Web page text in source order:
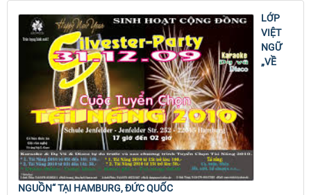
LỚP
VIỆT
NGỮ
„VỀ
NGUỒN“ TẠI HAMBURG, ĐỨC QUỐC